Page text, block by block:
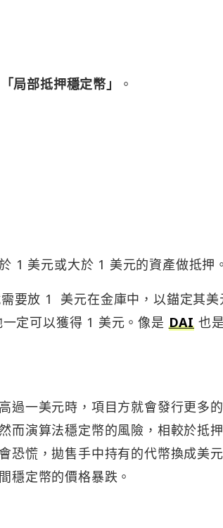
「局部抵押穩定幣」 。
1 美元或大於 1 美元的資產做抵押。
要放 1 美元在金庫中，以錨定其美
定可以獲得 1 美元。像是 DAI 也
過一美元時，項目方就會發行更多
而演算法穩定幣的風險，相較於抵
恐慌，拋售手中持有的代幣換成美元
穩定幣的價格暴跌。